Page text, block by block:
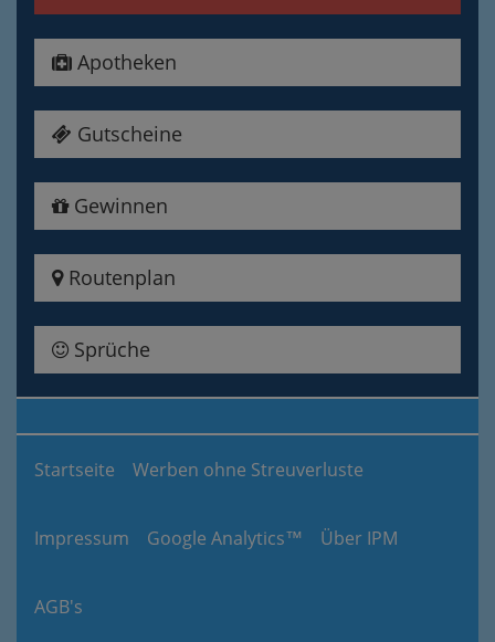
Apotheken
Gutscheine
Gewinnen
Routenplan
Sprüche
Startseite Werben ohne Streuverluste
Impressum Google Analytics™ Über IPM
AGB's